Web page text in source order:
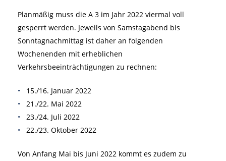
Planmäßig muss die A 3 im Jahr 2022 viermal voll
gesperrt werden. Jeweils von Samstagabend bis
Sonntagnachmittag ist daher an folgenden
Wochenenden mit erheblichen
Verkehrsbeeinträchtigungen zu rechnen:
15./16. Januar 2022
21./22. Mai 2022
23./24. Juli 2022
22./23. Oktober 2022
Von Anfang Mai bis Juni 2022 kommt es zudem zu